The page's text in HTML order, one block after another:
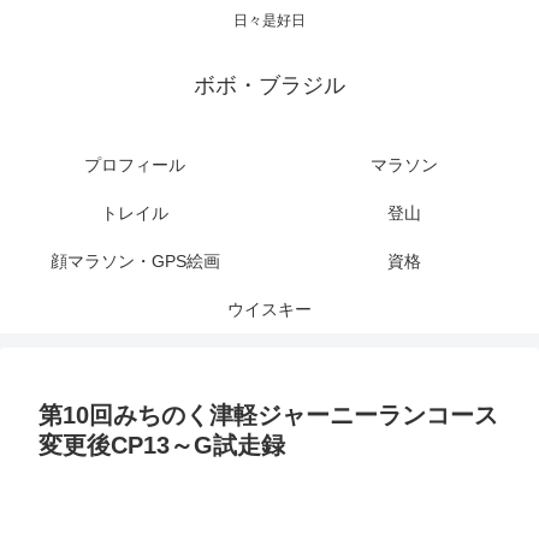
日々是好日
ボボ・ブラジル
プロフィール マラソン
トレイル 登山
顔マラソン・GPS絵画 資格
ウイスキー
第10回みちのく津軽ジャーニーランコース
変更後CP13～G試走録